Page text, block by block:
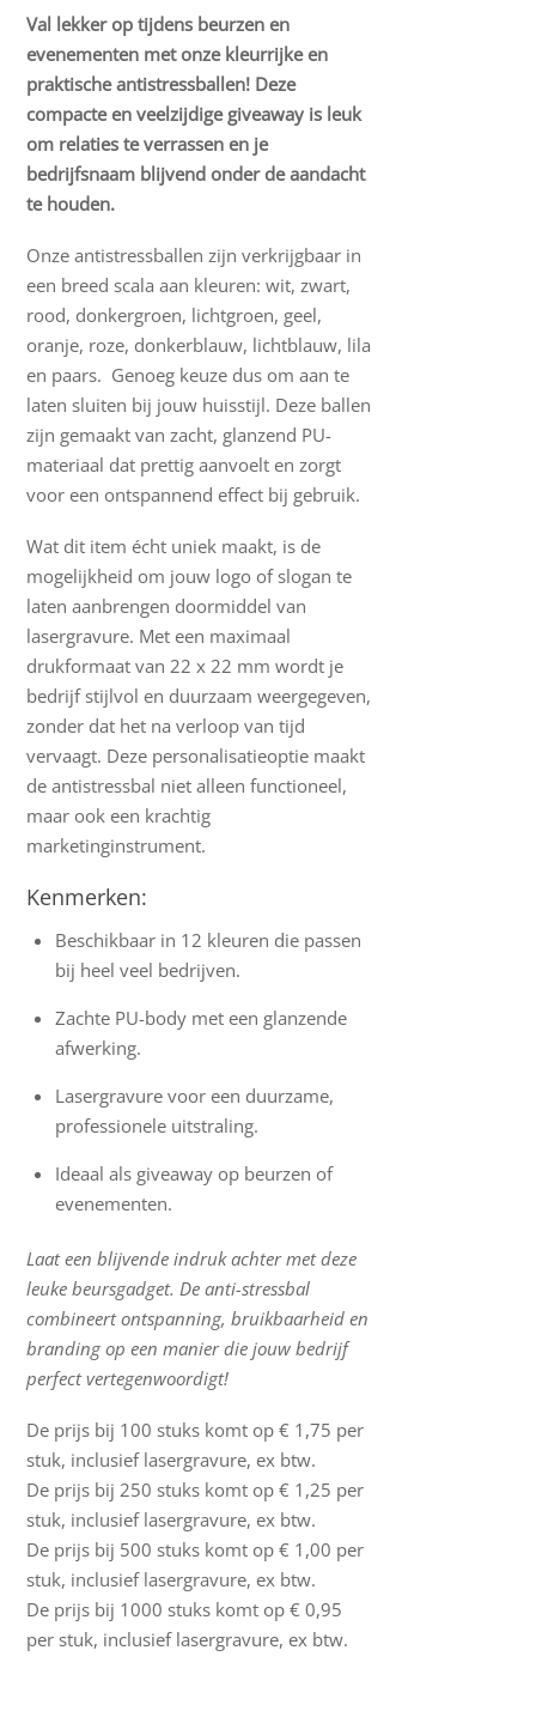
Val lekker op tijdens beurzen en
evenementen met onze kleurrijke en
praktische antistressballen! Deze
compacte en veelzijdige giveaway is leuk
om relaties te verrassen en je
bedrijfsnaam blijvend onder de aandacht
te houden.
Onze antistressballen zijn verkrijgbaar in
een breed scala aan kleuren: wit, zwart,
rood, donkergroen, lichtgroen, geel,
oranje, roze, donkerblauw, lichtblauw, lila
en paars. Genoeg keuze dus om aan te
laten sluiten bij jouw huisstijl. Deze ballen
zijn gemaakt van zacht, glanzend PU-
materiaal dat prettig aanvoelt en zorgt
voor een ontspannend effect bij gebruik.
Wat dit item écht uniek maakt, is de
mogelijkheid om jouw logo of slogan te
laten aanbrengen doormiddel van
lasergravure. Met een maximaal
drukformaat van 22 x 22 mm wordt je
bedrijf stijlvol en duurzaam weergegeven,
zonder dat het na verloop van tijd
vervaagt. Deze personalisatieoptie maakt
de antistressbal niet alleen functioneel,
maar ook een krachtig
marketinginstrument.
Kenmerken:
Beschikbaar in 12 kleuren die passen
bij heel veel bedrijven.
Zachte PU-body met een glanzende
afwerking.
Lasergravure voor een duurzame,
professionele uitstraling.
Ideaal als giveaway op beurzen of
evenementen.
Laat een blijvende indruk achter met deze
leuke beursgadget. De anti-stressbal
combineert ontspanning, bruikbaarheid en
branding op een manier die jouw bedrijf
perfect vertegenwoordigt!
De prijs bij 100 stuks komt op € 1,75 per
stuk, inclusief lasergravure, ex btw.
De prijs bij 250 stuks komt op € 1,25 per
stuk, inclusief lasergravure, ex btw.
De prijs bij 500 stuks komt op € 1,00 per
stuk, inclusief lasergravure, ex btw.
De prijs bij 1000 stuks komt op € 0,95
per stuk, inclusief lasergravure, ex btw.